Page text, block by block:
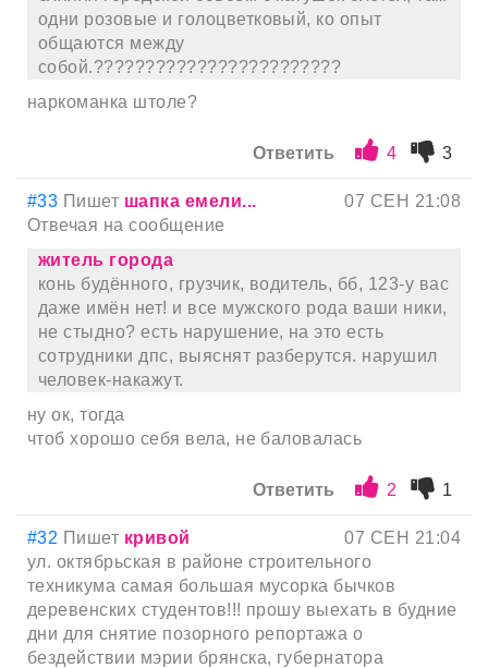
одни розовые и голоцветковый, ко опыт
общаются между
собой.????????????????????????
наркоманка штоле?
Ответить 4 3
#33 Пишет шапка емели...
07 СЕН 21:08
Отвечая на сообщение
житель города
конь будённого, грузчик, водитель, бб, 123-у вас
даже имён нет! и все мужского рода ваши ники,
не стыдно? есть нарушение, на это есть
сотрудники дпс, выяснят разберутся. нарушил
человек-накажут.
ну ок, тогда
чтоб хорошо себя вела, не баловалась
Ответить 2 1
#32 Пишет кривой
07 СЕН 21:04
ул. октябрьская в районе строительного
техникума самая большая мусорка бычков
деревенских студентов!!! прошу выехать в будние
дни для снятие позорного репортажа о
бездействии мэрии брянска, губернатора